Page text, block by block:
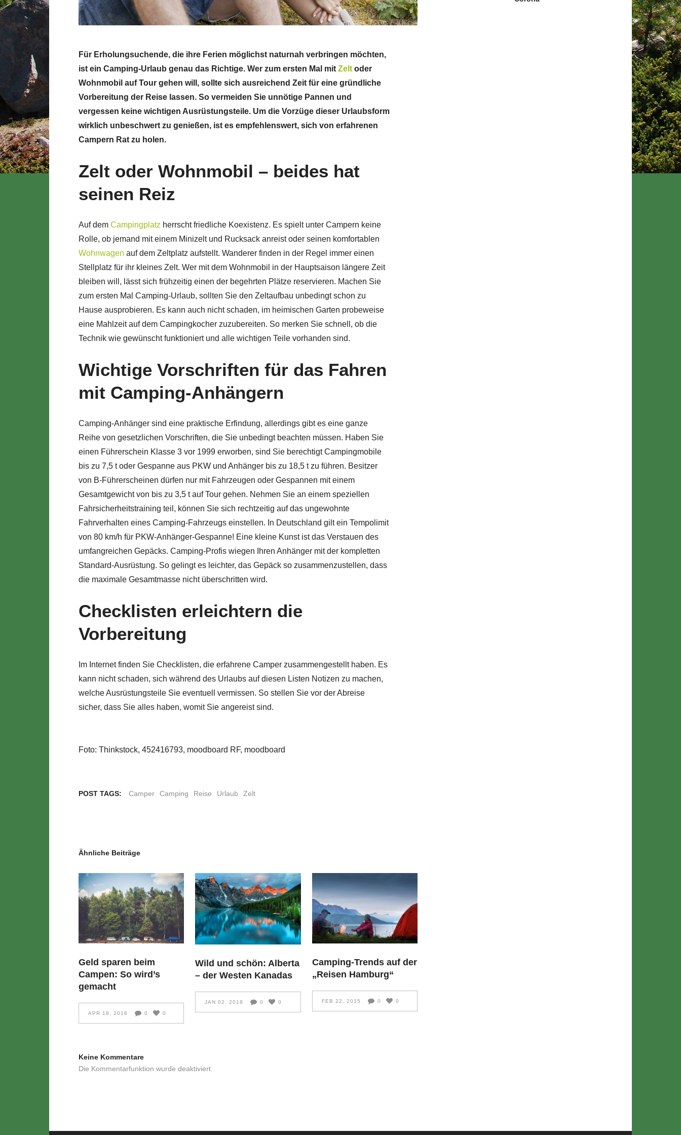
Für Erholungsuchende, die ihre Ferien möglichst naturnah verbringen möchten,
ist ein Camping-Urlaub genau das Richtige. Wer zum ersten Mal mitZeltoder
Wohnmobil auf Tour gehen will, sollte sich ausreichend Zeit für eine gründliche
Vorbereitung der Reise lassen. So vermeiden Sie unnötige Pannen und
vergessen keine wichtigen Ausrüstungsteile. Um die Vorzüge dieser Urlaubsform
wirklich unbeschwert zu genießen, ist es empfehlenswert, sich von erfahrenen
Campern Rat zu holen.
Zelt oder Wohnmobil – beides hat
seinen Reiz
Auf dem Campingplatzherrscht friedliche Koexistenz. Es spielt unter Campern keine
Rolle, ob jemand mit einem Minizelt und Rucksack anreist oder seinen komfortablen
Wohnwagen auf dem Zeltplatz aufstellt. Wanderer finden in der Regel immer einen
Stellplatz für ihr kleines Zelt. Wer mit dem Wohnmobil in der Hauptsaison längere Zeit
bleiben will, lässt sich frühzeitig einen der begehrten Plätze reservieren. Machen Sie
zum ersten Mal Camping-Urlaub, sollten Sie den Zeltaufbau unbedingt schon zu
Hause ausprobieren. Es kann auch nicht schaden, im heimischen Garten probeweise
eine Mahlzeit auf dem Campingkocher zuzubereiten. So merken Sie schnell, ob die
Technik wie gewünscht funktioniert und alle wichtigen Teile vorhanden sind.
Wichtige Vorschriften für das Fahren
mit Camping-Anhängern
Camping-Anhänger sind eine praktische Erfindung, allerdings gibt es eine ganze
Reihe von gesetzlichen Vorschriften, die Sie unbedingt beachten müssen. Haben Sie
einen Führerschein Klasse 3 vor 1999 erworben, sind Sie berechtigt Campingmobile
bis zu 7,5 t oder Gespanne aus PKW und Anhänger bis zu 18,5 t zu führen. Besitzer
von B-Führerscheinen dürfen nur mit Fahrzeugen oder Gespannen mit einem
Gesamtgewicht von bis zu 3,5 t auf Tour gehen. Nehmen Sie an einem speziellen
Fahrsicherheitstraining teil, können Sie sich rechtzeitig auf das ungewohnte
Fahrverhalten eines Camping-Fahrzeugs einstellen. In Deutschland gilt ein Tempolimit
von 80 km/h für PKW-Anhänger-Gespanne! Eine kleine Kunst ist das Verstauen des
umfangreichen Gepäcks. Camping-Profis wiegen Ihren Anhänger mit der kompletten
Standard-Ausrüstung. So gelingt es leichter, das Gepäck so zusammenzustellen, dass
die maximale Gesamtmasse nicht überschritten wird.
Checklisten erleichtern die
Vorbereitung
Im Internet finden Sie Checklisten, die erfahrene Camper zusammengestellt haben. Es
kann nicht schaden, sich während des Urlaubs auf diesen Listen Notizen zu machen,
welche Ausrüstungsteile Sie eventuell vermissen. So stellen Sie vor der Abreise
sicher, dass Sie alles haben, womit Sie angereist sind.
Foto: Thinkstock, 452416793, moodboard RF, moodboard
POST TAGS: Camper Camping Reise Urlaub Zelt
Ähnliche Beiträge
Geld sparen beim
Campen: So wird’s
gemacht
APR 18, 2018 0 0
Wild und schön: Alberta
– der Westen Kanadas
JAN 02, 2018 0 0
Camping-Trends auf der
„Reisen Hamburg“
FEB 22, 2015 0 0
Keine Kommentare
Die Kommentarfunktion wurde deaktiviert.